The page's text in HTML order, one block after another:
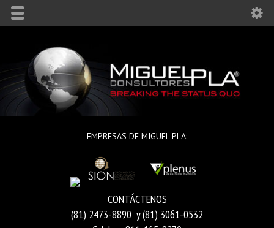
EMPRESAS DE MIGUEL PLA:
CONTÁCTENOS
(81) 2473-8890 y (81) 3061-0532